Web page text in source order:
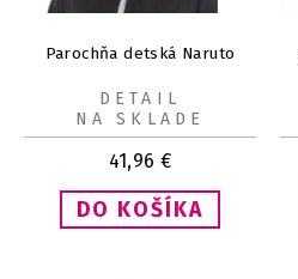
Parochňa detská Naruto
41,96 €
DETAIL
NA SKLADE